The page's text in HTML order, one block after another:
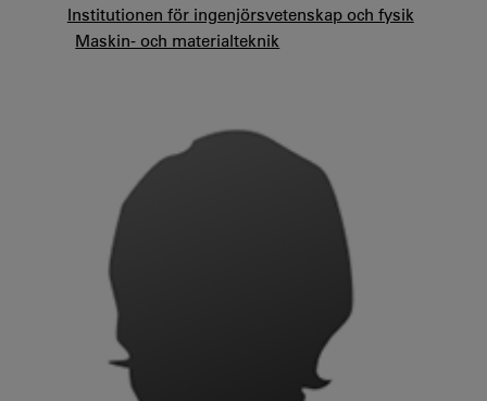
Institutionen för ingenjörsvetenskap och fysik
Maskin- och materialteknik